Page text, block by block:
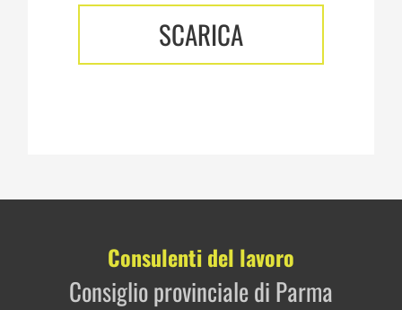
SCARICA
Consulenti del lavoro
Consiglio provinciale di Parma